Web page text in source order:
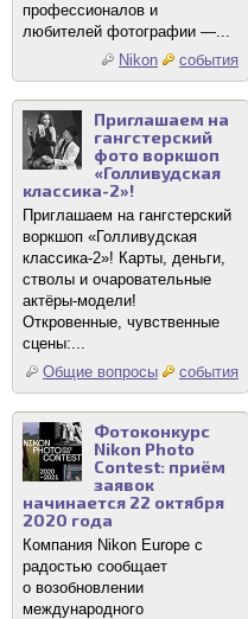
профессионалов и
любителей фотографии —...
Nikon
события
Приглашаем на
гангстерский
фото воркшоп
«Голливудская
классика-2»!
Приглашаем на гангстерский
воркшоп «Голливудская
классика-2»! Карты, деньги,
стволы и очаровательные
актёры-модели!
Откровенные, чувственные
сцены:...
Общие вопросы
события
Фотоконкурс
Nikon Photo
Contest: приём
заявок
начинается 22 октября
2020 года
Компания Nikon Europe с
радостью сообщает
о возобновлении
международного